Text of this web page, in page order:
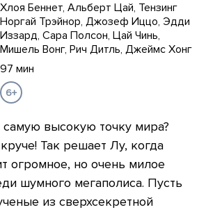
Хлоя Беннет, Альберт Цай, Тензинг
Норгай Трэйнор, Джозеф Иццо, Эдди
Иззард, Сара Полсон, Цай Чинь,
Мишель Вонг, Рич Дитль, Джеймс Хонг
97 мин
6+
высокую точку мира?
Так решает Лу, когда
огромное, но очень милое
шумного мегаполиса. Пусть
из сверхсекретной